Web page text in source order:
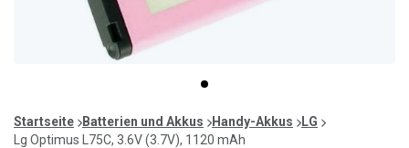
item
0
of
1
Startseite Batterien und Akkus Handy-Akkus
LG
Lg Optimus L75C, 3.6V (3.7V), 1120 mAh